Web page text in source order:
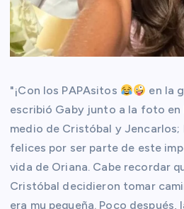
"¡Con los PAPAsitos
en la
escribió Gaby junto a la foto en
medio de Cristóbal y
felices por ser parte de este
vida de Oriana. Cabe recordar
Cristóbal decidieron tomar
era mu pequeña. Poco después,